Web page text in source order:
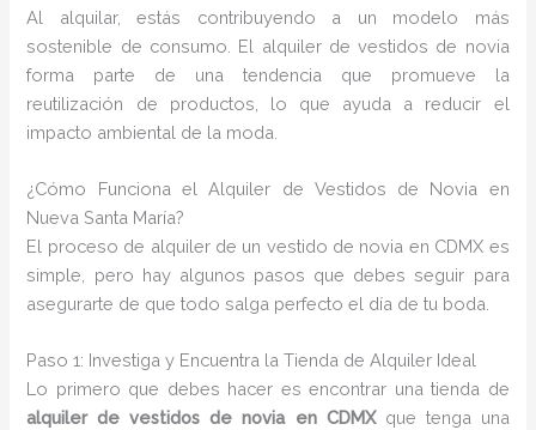
Al alquilar, estás contribuyendo a un modelo más
sostenible de consumo. El alquiler de vestidos de novia
forma parte de una tendencia que promueve la
reutilización de productos, lo que ayuda a reducir el
impacto ambiental de la moda.
¿Cómo Funciona el Alquiler de Vestidos de Novia en
Nueva Santa María?
El proceso de alquiler de un vestido de novia en CDMX es
simple, pero hay algunos pasos que debes seguir para
asegurarte de que todo salga perfecto el día de tu boda.
Paso 1: Investiga y Encuentra la Tienda de Alquiler Ideal
Lo primero que debes hacer es encontrar una tienda de
alquiler de vestidos de novia en CDMXque tenga una